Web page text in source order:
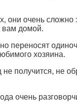
очень сложно
вам домой.
переносят
хозяина.
получится, не
очень